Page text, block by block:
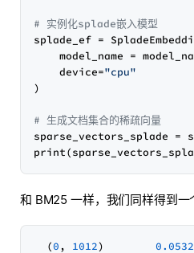
# 实例化splade嵌入模型
splade_ef =
model_name =
    device=
"cpu"
)
# 生成文档集合的稀疏向量
sparse_vectors_splade =
和 BM25 一样，我们同样得到一
  (
0 , 1012)